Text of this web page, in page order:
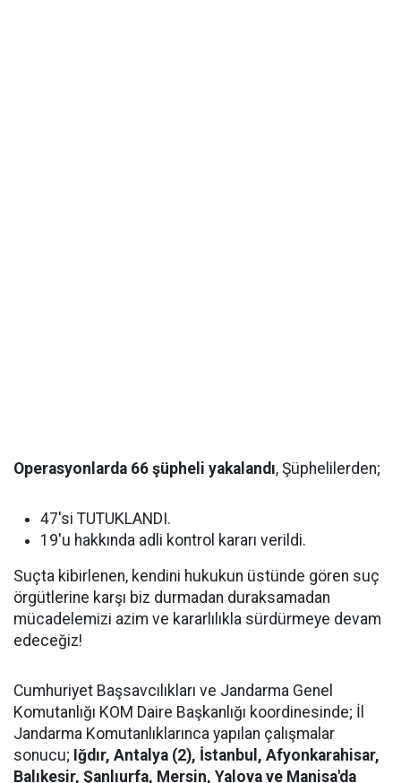
Operasyonlarda 66 şüpheli yakalandı, Şüphelilerden;
47'si TUTUKLANDI.
19'u hakkında adli kontrol kararı verildi.
Suçta kibirlenen, kendini hukukun üstünde gören suç
örgütlerine karşı biz durmadan duraksamadan
mücadelemizi azim ve kararlılıkla sürdürmeye devam
edeceğiz!
Cumhuriyet Başsavcılıkları ve Jandarma Genel
Komutanlığı KOM Daire Başkanlığı koordinesinde; İl
Jandarma Komutanlıklarınca yapılan çalışmalar
sonucu; Iğdır, Antalya (2), İstanbul, Afyonkarahisar,
Balıkesir, Şanlıurfa, Mersin, Yalova ve Manisa'da